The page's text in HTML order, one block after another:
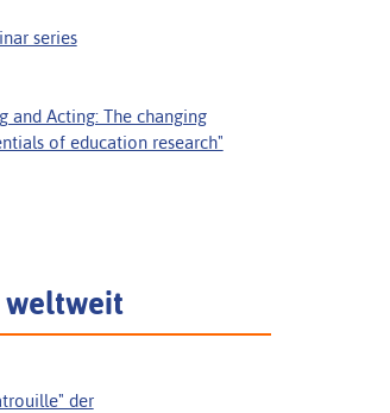
series
and Acting: The changing
of education research"
weltweit
der